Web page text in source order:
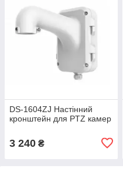
DS-1604ZJ Настінний
кронштейн для PTZ камер
3 240 ₴